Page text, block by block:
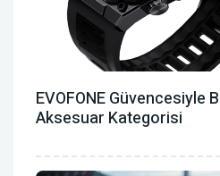
EVOFONE Güvencesiyle
Aksesuar Kategorisi